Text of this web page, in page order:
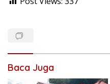
Baca Juga